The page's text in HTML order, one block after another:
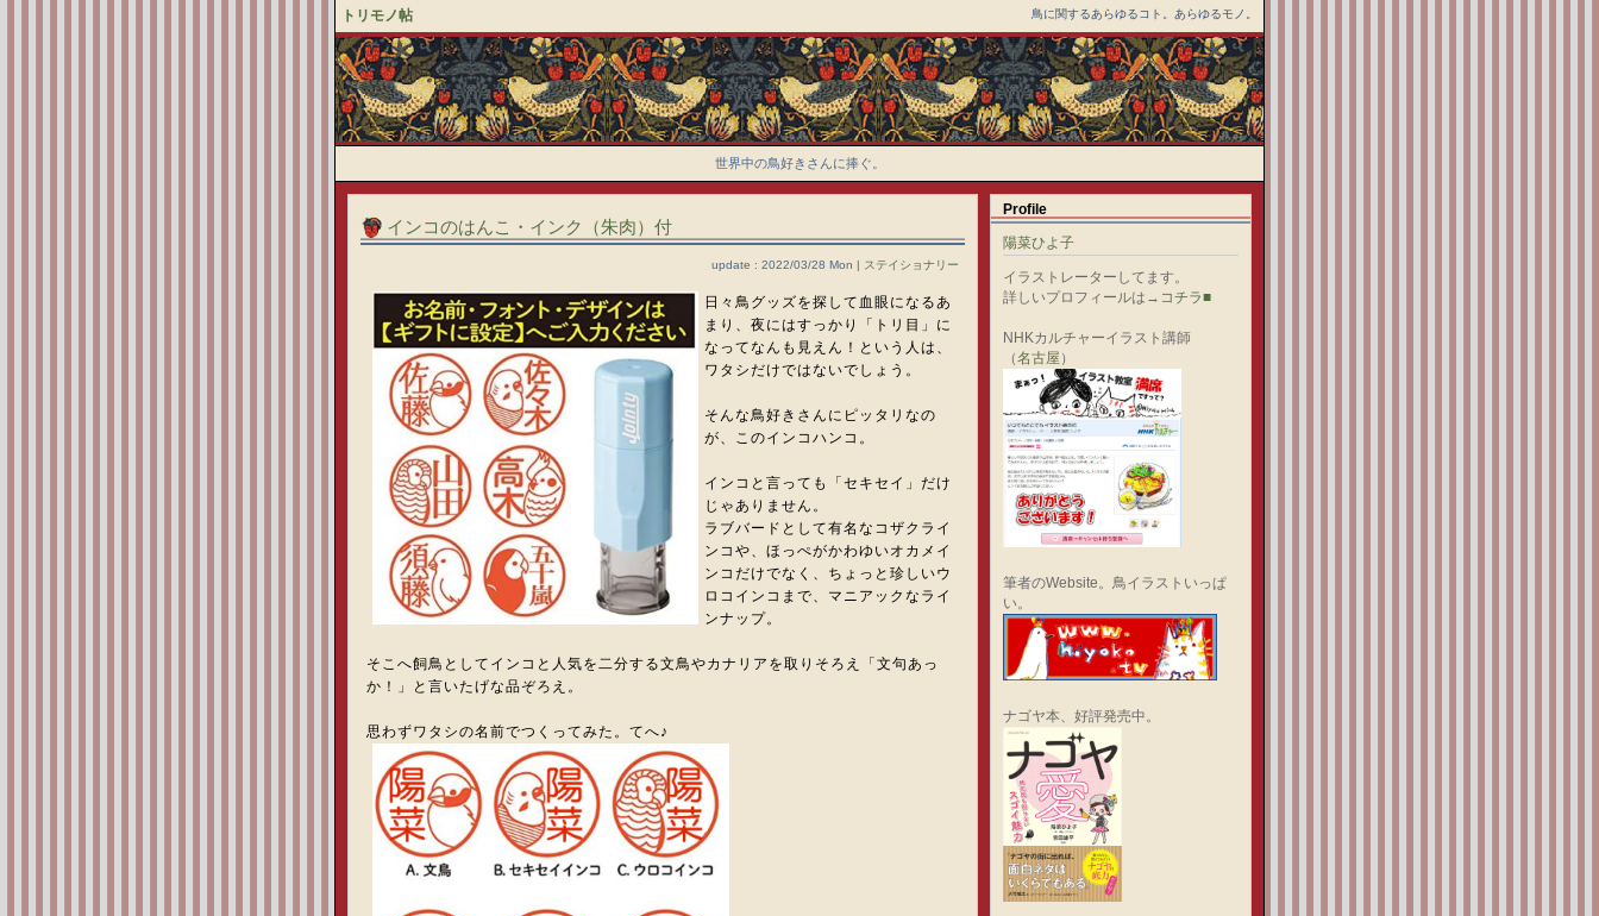
トリモノ帖 鳥に関するあらゆるコト。あらゆるモノ。
世界中の鳥好きさんに捧ぐ。
インコのはんこ・インク（朱肉）付
update : 2022/03/28 Mon | ステイショナリー
日々鳥グッズを探して血眼になるあ
まり、夜にはすっかり「トリ目」に
なってなんも見えん！という人は、
ワタシだけではないでしょう。
そんな鳥好きさんにピッタリなの
が、このインコハンコ。
インコと言っても「セキセイ」だけ
じゃありません。
ラブバードとして有名なコザクライ
ンコや、ほっぺがかわゆいオカメイ
ンコだけでなく、ちょっと珍しいウ
ロコインコまで、マニアックなライ
ンナップ。
そこへ飼鳥としてインコと人気を二分する文鳥やカナリアを取りそろえ「文句あっ
か！」と言いたげな品ぞろえ。
思わずワタシの名前でつくってみた。てへ♪
Profile
陽菜ひよ子
イラストレーターしてます。
詳しいプロフィールは→ コチラ■
NHKカルチャーイラスト講師
（名古屋 ）
筆者のWebsite。鳥イラストいっぱ
い。
ナゴヤ本、好評発売中。